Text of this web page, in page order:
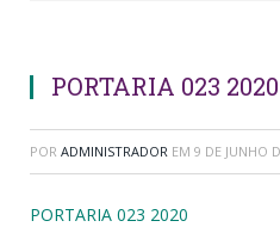
PORTARIA 023 2020
POR ADMINISTRADOR EM 9 DE JUNHO
PORTARIA 023 2020